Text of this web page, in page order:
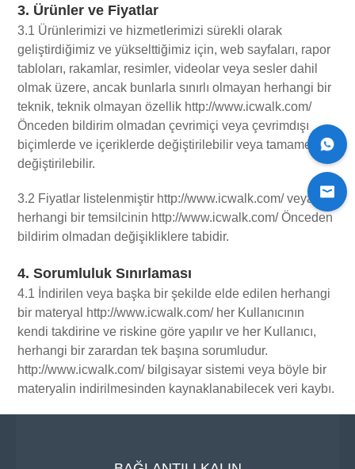
3. Ürünler ve Fiyatlar
3.1 Ürünlerimizi ve hizmetlerimizi sürekli olarak
geliştirdiğimiz ve yükselttiğimiz için, web sayfaları, rapor
tabloları, rakamlar, resimler, videolar veya sesler dahil
olmak üzere, ancak bunlarla sınırlı olmayan herhangi bir
teknik, teknik olmayan özellik http://www.icwalk.com/
Önceden bildirim olmadan çevrimiçi veya çevrimdışı
biçimlerde ve içeriklerde değiştirilebilir veya tamamen
değiştirilebilir.
3.2 Fiyatlar listelenmiştir http://www.icwalk.com/ veya
herhangi bir temsilcinin http://www.icwalk.com/ Önceden
bildirim olmadan değişikliklere tabidir.
4. Sorumluluk Sınırlaması
4.1 İndirilen veya başka bir şekilde elde edilen herhangi
bir materyal http://www.icwalk.com/ her Kullanıcının
kendi takdirine ve riskine göre yapılır ve her Kullanıcı,
herhangi bir zarardan tek başına sorumludur.
http://www.icwalk.com/ bilgisayar sistemi veya böyle bir
materyalin indirilmesinden kaynaklanabilecek veri kaybı.